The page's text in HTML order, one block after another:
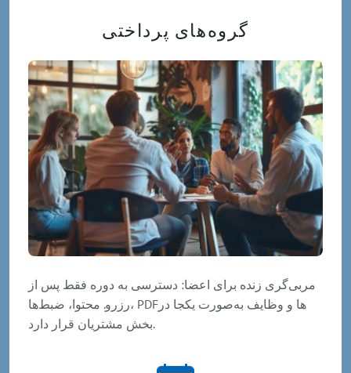
گروه‌های پرداختی
مربی‌گری زنده برای اعضا: دسترسی به دوره فقط پس از
رزرو. محتوا، ضبط‌ها، PDFها و وظایف به‌صورت یکجا در
بخش مشتریان قرار دارد.